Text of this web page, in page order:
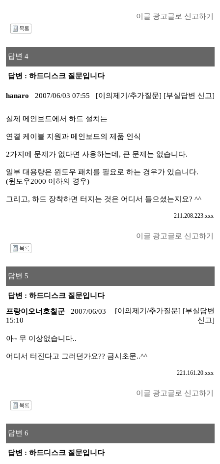
이글 광고글로 신고하기
답변 4
답변 : 하드디스크 질문입니다
hanaro 2007/06/03 07:55 [이의제기/추가질문] [부실답변 신고]
실제 메인보드에서 하드 설치는
연결 케이블 지원과 메인보드의 제품 인식
2가지에 문제가 없다면 사용하는데, 큰 문제는 없습니다.
일부 대용량은 윈도우 패치를 필요로 하는 경우가 있습니다.
(윈도우2000 이하의 경우)
그리고, 하드 장착하면 터지는 것은 어디서 들으셨는지요? ^^
211.208.223.xxx
이글 광고글로 신고하기
답변 5
답변 : 하드디스크 질문입니다
프랑이오너호칠군
2007/06/03
15:10
[이의제기/추가질문] [부실답변
신고]
아~ 무 이상없습니다..
어디서 터진다고 그러던가요?? 금시초문..^^
221.161.20.xxx
이글 광고글로 신고하기
답변 6
답변 : 하드디스크 질문입니다